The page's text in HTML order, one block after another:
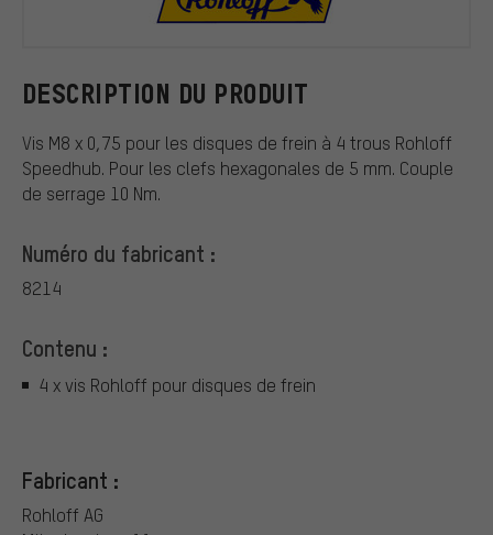
DESCRIPTION DU PRODUIT
Vis M8 x 0,75 pour les disques de frein à 4 trous Rohloff
Speedhub. Pour les clefs hexagonales de 5 mm. Couple
de serrage 10 Nm.
Numéro du fabricant :
8214
Contenu :
4 x vis Rohloff pour disques de frein
Fabricant :
Rohloff AG